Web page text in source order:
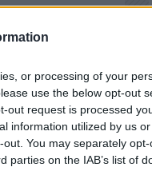
or processing of your
use the below opt-out
out request is processed
information utilized by us
You may separately
parties on the IAB’s list of